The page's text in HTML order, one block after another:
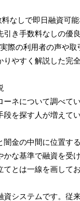
なしで即日融資可
き手数料なしの優
際の利用者の声や
やすく解説した完
ネについて調べて
を探す人が増えて
金の中間に位置す
な基準で融資を受
とは一線を画して
システムです。従